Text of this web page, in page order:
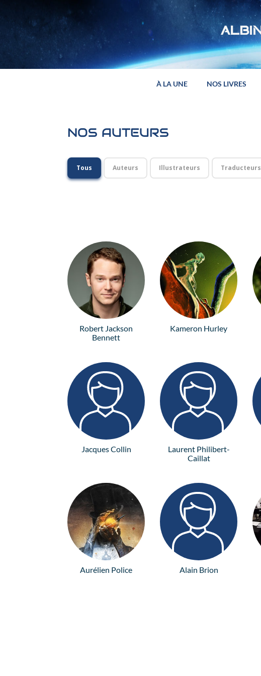
À LA UNE NOS LIVRES
NOS AUTEURS
Tous Auteurs Illustrateurs Traducteurs
Robert Jackson
Bennett
Kameron Hurley
Jacques Collin
Laurent Philibert-
Caillat
Aurélien Police Alain Brion